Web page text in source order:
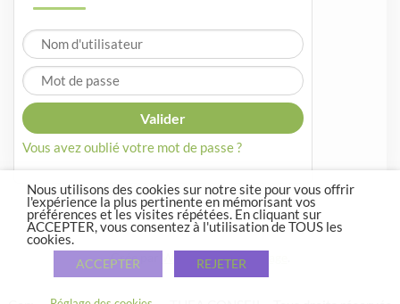
Vous avez oublié votre mot de passe ?
Crée par WordPressetCourage
Nous utilisons des cookies sur notre site pour vous offrir
l'expérience la plus pertinente en mémorisant vos
préférences et les visites répétées. En cliquant sur
ACCEPTER, vous consentez à l'utilisation de TOUS les
cookies.
ACCEPTER
REJETER